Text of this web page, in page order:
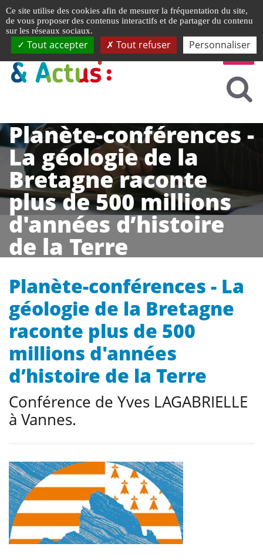
Planète-conférences -
La géologie de la
Bretagne raconte
plus de 500 millions
d'années d’histoire
de la Terre
Planète-conférences - La
géologie de la Bretagne
raconte plus de 500
millions d'années
d’histoire de la Terre
Conférence de Yves LAGABRIELLE
à Vannes.
Ce site utilise des cookies afin de mesurer la fréquentation du site,
de vous proposer des contenus interactifs et de partager du contenu
sur les réseaux sociaux.
Tout accepter Tout refuser Personnaliser